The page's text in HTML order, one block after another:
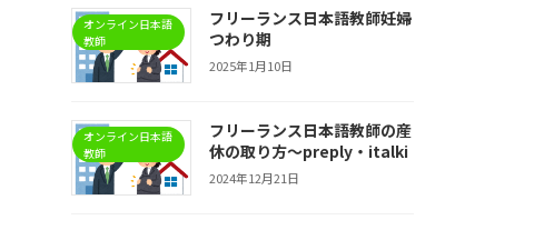
オンライン日本語
教師
フリーランス日本語教師妊婦
つわり期
2025年1月10日
オンライン日本語
教師
フリーランス日本語教師の産
休の取り方〜preply・italki
2024年12月21日